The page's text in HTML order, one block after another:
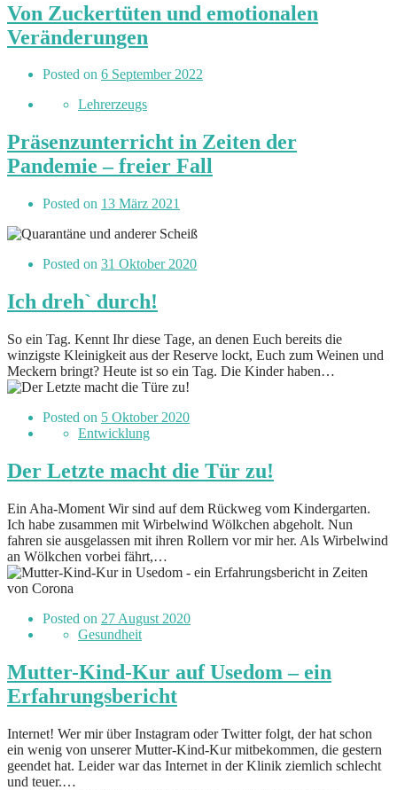
Von Zuckertüten und emotionalen
Veränderungen
Posted on 6 September 2022
Lehrerzeugs
Präsenzunterricht in Zeiten der
Pandemie – freier Fall
Posted on 13 März 2021
Posted on 31 Oktober 2020
Ich dreh` durch!
So ein Tag. Kennt Ihr diese Tage, an denen Euch bereits die
winzigste Kleinigkeit aus der Reserve lockt, Euch zum Weinen und
Meckern bringt? Heute ist so ein Tag. Die Kinder haben…
Posted on 5 Oktober 2020
Entwicklung
Der Letzte macht die Tür zu!
Ein Aha-Moment Wir sind auf dem Rückweg vom Kindergarten.
Ich habe zusammen mit Wirbelwind Wölkchen abgeholt. Nun
fahren sie ausgelassen mit ihren Rollern vor mir her. Als Wirbelwind
an Wölkchen vorbei fährt,…
Posted on 27 August 2020
Gesundheit
Mutter-Kind-Kur auf Usedom – ein
Erfahrungsbericht
Internet! Wer mir über Instagram oder Twitter folgt, der hat schon
ein wenig von unserer Mutter-Kind-Kur mitbekommen, die gestern
geendet hat. Leider war das Internet in der Klinik ziemlich schlecht
und teuer.…